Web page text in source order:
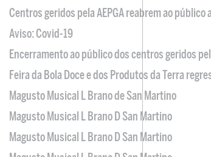
Centros geridos pela AEPGA reabrem ao
Aviso: Covid-19
Encerramento ao público dos centros geridos
Feira da Bola Doce e dos Produtos da Terra
Magusto Musical L Brano de San Martino
Magusto Musical L Brano D San Martino
Magusto Musical L Brano D San Martino